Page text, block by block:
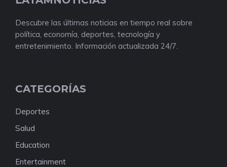
Descubre las últimas noticias en tiempo real sobre
política, economía, deportes, tecnología y
entretenimiento. Información actualizada 24/7.
CATEGORÍAS
Deportes
Salud
Education
Entertainment